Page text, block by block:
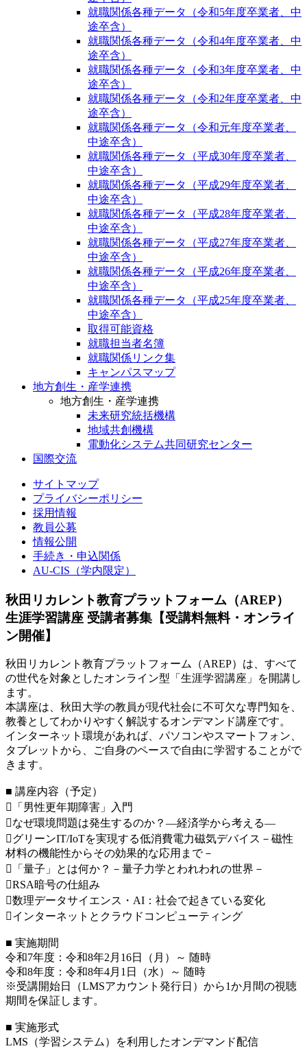
就職関係各種データ（令和5年度卒業者、中
途卒含）
就職関係各種データ（令和4年度卒業者、中
途卒含）
就職関係各種データ（令和3年度卒業者、中
途卒含）
就職関係各種データ（令和2年度卒業者、中
途卒含）
就職関係各種データ（令和元年度卒業者、
中途卒含）
就職関係各種データ（平成30年度卒業者、
中途卒含）
就職関係各種データ（平成29年度卒業者、
中途卒含）
就職関係各種データ（平成28年度卒業者、
中途卒含）
就職関係各種データ（平成27年度卒業者、
中途卒含）
就職関係各種データ（平成26年度卒業者、
中途卒含）
就職関係各種データ（平成25年度卒業者、
中途卒含）
取得可能資格
就職担当者名簿
就職関係リンク集
キャンパスマップ
地方創生・産学連携
地方創生・産学連携
未来研究統括機構
地域共創機構
電動化システム共同研究センター
国際交流
サイトマップ
プライバシーポリシー
採用情報
教員公募
情報公開
手続き・申込関係
AU-CIS（学内限定）
秋田リカレント教育プラットフォーム（AREP）
生涯学習講座 受講者募集【受講料無料・オンライ
ン開催】
秋田リカレント教育プラットフォーム（AREP）は、すべて
の世代を対象としたオンライン型「生涯学習講座」を開講し
ます。
本講座は、秋田大学の教員が現代社会に不可欠な専門知を、
教養としてわかりやすく解説するオンデマンド講座です。
インターネット環境があれば、パソコンやスマートフォン、
タブレットから、ご自身のペースで自由に学習することがで
きます。
■ 講座内容（予定）
「男性更年期障害」入門
なぜ環境問題は発生するのか？―経済学から考える―
グリーンIT/IoTを実現する低消費電力磁気デバイス－磁性
材料の機能性からその効果的な応用まで－
「量子」とは何か？－量子力学とわれわれの世界－
RSA暗号の仕組み
数理データサイエンス・AI：社会で起きている変化
インターネットとクラウドコンピューティング
■ 実施期間
令和7年度：令和8年2月16日（月）～ 随時
令和8年度：令和8年4月1日（水）～ 随時
※受講開始日（LMSアカウント発行日）から1か月間の視聴
期間を保証します。
■ 実施形式
LMS（学習システム）を利用したオンデマンド配信